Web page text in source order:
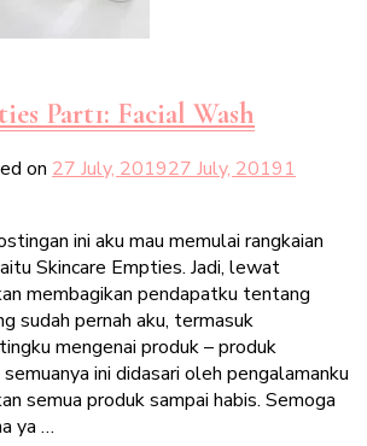
Part1: Facial Wash
on 27 July, 201927 July, 20191
ini aku mau memulai rangkaian
Skincare Empties. Jadi, lewat
membagikan pendapatku tentang
sudah pernah aku, termasuk
mengenai produk – produk
ini didasari oleh pengalamanku
semua produk sampai habis. Semoga
ya …